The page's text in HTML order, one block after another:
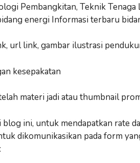
Pembangkitan, Teknik
energi Informasi terbaru
url link, gambar ilustrasi
kesepakatan
materi jadi atau thumbnail
ini, untuk mendapatkan rate
dikomunikasikan pada form